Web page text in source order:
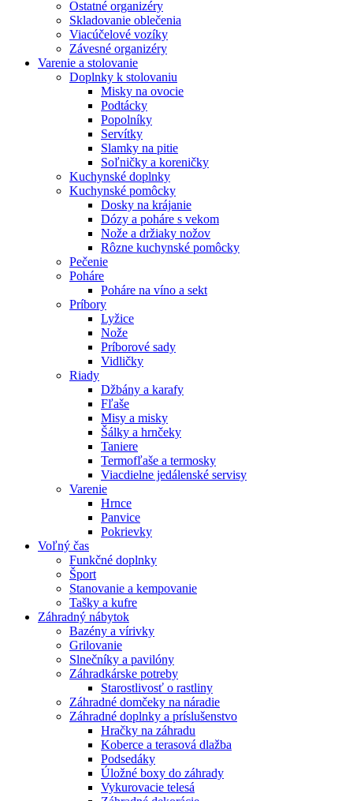
Ostatné organizéry
Skladovanie oblečenia
Viacúčelové vozíky
Závesné organizéry
Varenie a stolovanie
Doplnky k stolovaniu
Misky na ovocie
Podtácky
Popolníky
Servítky
Slamky na pitie
Soľničky a koreničky
Kuchynské doplnky
Kuchynské pomôcky
Dosky na krájanie
Dózy a poháre s vekom
Nože a držiaky nožov
Rôzne kuchynské pomôcky
Pečenie
Poháre
Poháre na víno a sekt
Príbory
Lyžice
Nože
Príborové sady
Vidličky
Riady
Džbány a karafy
Fľaše
Misy a misky
Šálky a hrnčeky
Taniere
Termofľaše a termosky
Viacdielne jedálenské servisy
Varenie
Hrnce
Panvice
Pokrievky
Voľný čas
Funkčné doplnky
Šport
Stanovanie a kempovanie
Tašky a kufre
Záhradný nábytok
Bazény a vírivky
Grilovanie
Slnečníky a pavilóny
Záhradkárske potreby
Starostlivosť o rastliny
Záhradné domčeky na náradie
Záhradné doplnky a príslušenstvo
Hračky na záhradu
Koberce a terasová dlažba
Podsedáky
Úložné boxy do záhrady
Vykurovacie telesá